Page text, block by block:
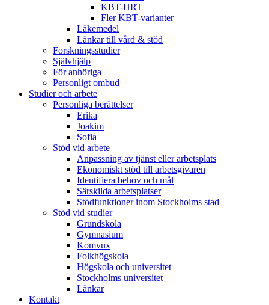
KBT-HRT
Fler KBT-varianter
Läkemedel
Länkar till vård & stöd
Forskningsstudier
Självhjälp
För anhöriga
Personligt ombud
Studier och arbete
Personliga berättelser
Erika
Joakim
Sofia
Stöd vid arbete
Anpassning av tjänst eller arbetsplats
Ekonomiskt stöd till arbetsgivaren
Identifiera behov och mål
Särskilda arbetsplatser
Stödfunktioner inom Stockholms stad
Stöd vid studier
Grundskola
Gymnasium
Komvux
Folkhögskola
Högskola och universitet
Stockholms universitet
Länkar
Kontakt